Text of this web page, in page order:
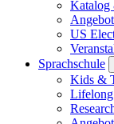
Katalog
US
Sprachschule
Kids &
Lifelong